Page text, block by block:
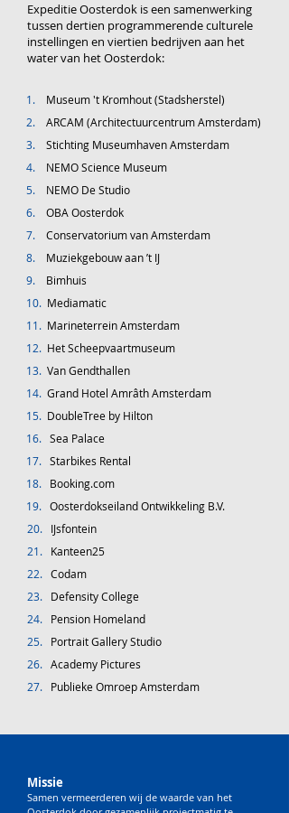
Expeditie Oosterdok is een samenwerking
tussen dertien programmerende culturele
instellingen en viertien bedrijven aan het
water van het Oosterdok:
1. Museum 't Kromhout (Stadsherstel)
2. ARCAM (Architectuurcentrum Amsterdam)
3. Stichting Museumhaven Amsterdam
4. NEMO Science Museum
5. NEMO De Studio
6. OBA Oosterdok
7. Conservatorium van Amsterdam
8. Muziekgebouw aan ’t IJ
9. Bimhuis
10. Mediamatic
11. Marineterrein Amsterdam
12. Het Scheepvaartmuseum
13. Van Gendthallen
14. Grand Hotel Amrâth Amsterdam
15. DoubleTree by Hilton
16. Sea Palace
17. Starbikes Rental
18. Booking.com
19. Oosterdokseiland Ontwikkeling B.V.
20. IJsfontein
21. Kanteen25
22. Codam
23. Defensity College
24. Pension Homeland
25. Portrait Gallery Studio
26. Academy Pictures
27. Publieke Omroep Amsterdam
Missie
Samen vermeerderen wij de waarde van het